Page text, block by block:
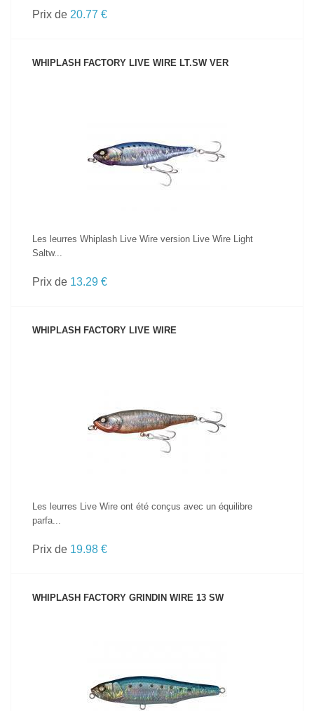
Prix de 20.77 €
WHIPLASH FACTORY LIVE WIRE LT.SW VER
Les leurres Whiplash Live Wire version Live Wire Light
Saltw...
Prix de 13.29 €
WHIPLASH FACTORY LIVE WIRE
Les leurres Live Wire ont été conçus avec un équilibre
parfa...
Prix de 19.98 €
WHIPLASH FACTORY GRINDIN WIRE 13 SW